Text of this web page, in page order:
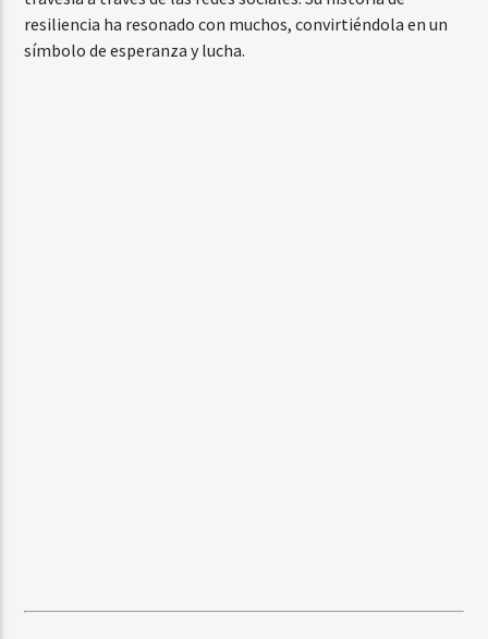
resiliencia ha resonado con muchos, convirtiéndola en un
símbolo de esperanza y lucha.